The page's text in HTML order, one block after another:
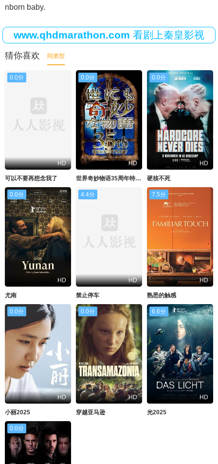
nborn baby.
www.qhdmarathon.com 看剧上秦皇影视
猜你喜欢 同类型
0.0分
HD
可以不要再想念我了
0.0分
HD
世界奇妙物语35周年特别篇～传奇名作秋季特别篇
0.0分
HD
硬核不死
0.0分
HD
尤南
4.4分
HD
禁止停车
7.5分
HD
熟悉的触感
0.0分
HD
小丽2025
0.0分
HD
穿越亚马逊
6.6分
HD
光2025
0.0分